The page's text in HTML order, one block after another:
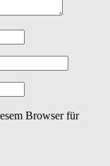
Browser für